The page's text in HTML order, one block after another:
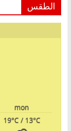
الطقس
mon
19°C/ 13°C